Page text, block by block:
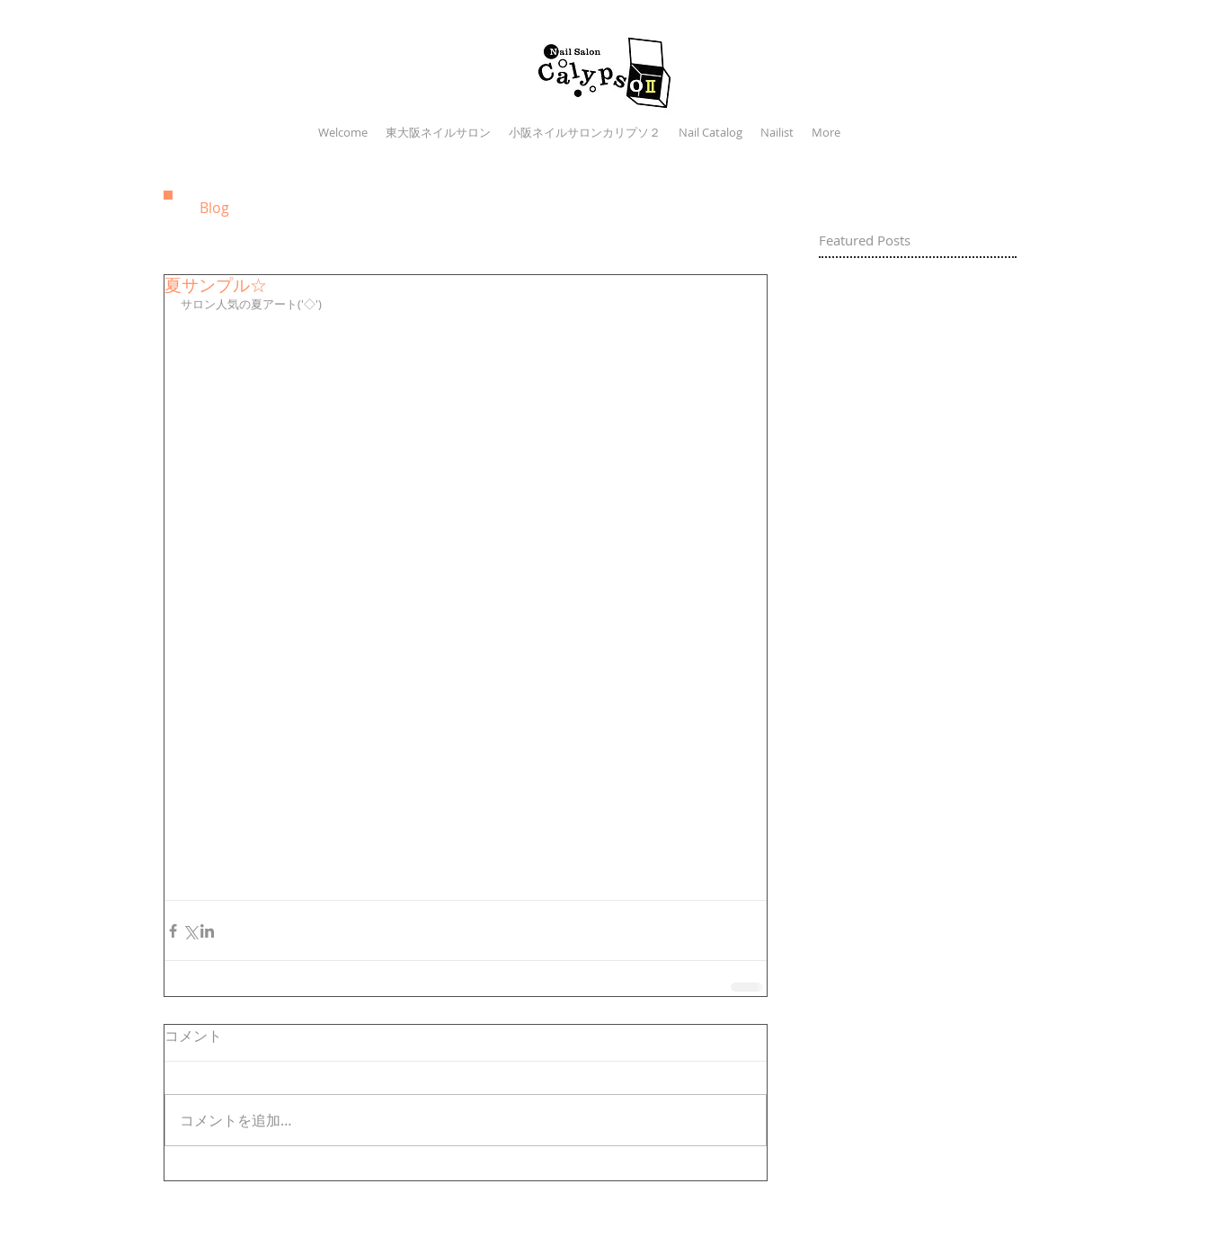
Welcome 東大阪ネイルサロン 小阪ネイルサロンカリプソ２ Nail Catalog Nailist More
Blog
Featured Posts
夏サンプル☆
サロン人気の夏アート('◇')ゞ
コメント
コメントを追加…